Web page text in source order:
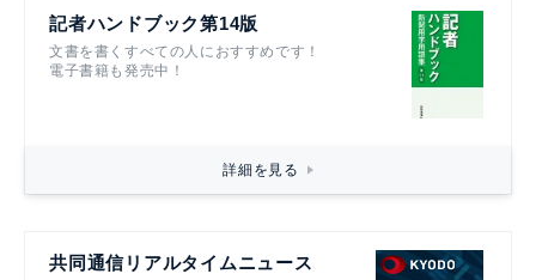
記者ハンドブック第14版
文書を書くすべての人におすすめです！
電子書籍も発売中！
詳細を見る
共同通信リアルタイムニュース